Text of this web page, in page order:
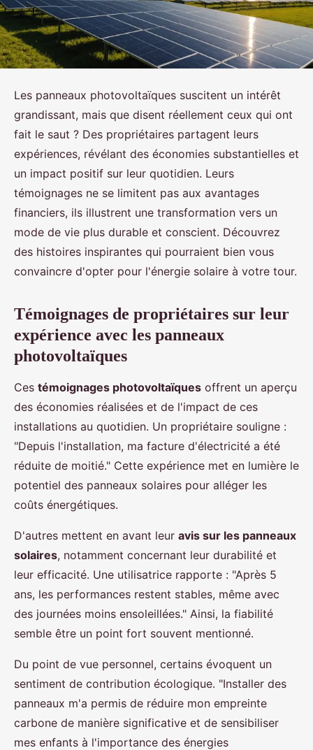
Les panneaux photovoltaïques suscitent un intérêt
grandissant, mais que disent réellement ceux qui ont
fait le saut ? Des propriétaires partagent leurs
expériences, révélant des économies substantielles et
un impact positif sur leur quotidien. Leurs
témoignages ne se limitent pas aux avantages
financiers, ils illustrent une transformation vers un
mode de vie plus durable et conscient. Découvrez
des histoires inspirantes qui pourraient bien vous
convaincre d'opter pour l'énergie solaire à votre tour.
Témoignages de propriétaires sur leur
expérience avec les panneaux
photovoltaïques
Ces témoignages photovoltaïques offrent un aperçu
des économies réalisées et de l'impact de ces
installations au quotidien. Un propriétaire souligne :
"Depuis l'installation, ma facture d'électricité a été
réduite de moitié." Cette expérience met en lumière le
potentiel des panneaux solaires pour alléger les
coûts énergétiques.
D'autres mettent en avant leur avis sur les panneaux
solaires, notamment concernant leur durabilité et
leur efficacité. Une utilisatrice rapporte : "Après 5
ans, les performances restent stables, même avec
des journées moins ensoleillées." Ainsi, la fiabilité
semble être un point fort souvent mentionné.
Du point de vue personnel, certains évoquent un
sentiment de contribution écologique. "Installer des
panneaux m'a permis de réduire mon empreinte
carbone de manière significative et de sensibiliser
mes enfants à l'importance des énergies